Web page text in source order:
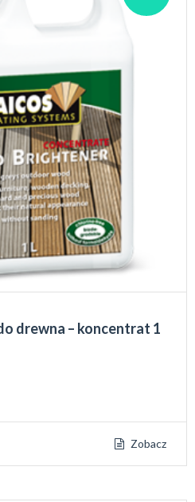
drewna – koncentrat 1
Zobacz